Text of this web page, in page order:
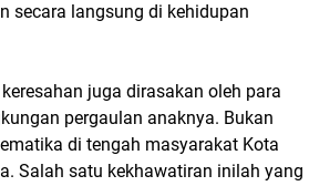
secara langsung di kehidupan
juga dirasakan oleh para
pergaulan anaknya. Bukan
di tengah masyarakat Kota
Salah satu kekhawatiran inilah yang